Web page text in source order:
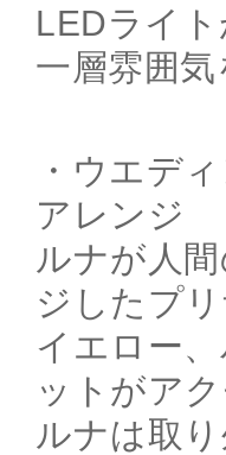
LEDライ
一層雰囲
・ウエデ
アレンジ
ルナが人
ジしたプ
イエロー
ットがア
ルナは取